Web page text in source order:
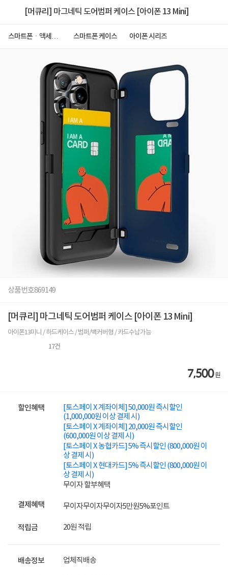
[머큐리] 마그네틱 도어범퍼 케이스 [아이폰 13 Mini]
스마트폰ㆍ액세서
스마트폰 케이스 아이폰 시리즈
상품번호869149
[머큐리] 마그네틱 도어범퍼 케이스 [아이폰 13 Mini]
아이폰13미니 / 하드케이스 / 범퍼/백커버형 / 카드수납가능
17건
7,500원
할인혜택
[토스페이 X 계좌이체] 50,000원 즉시할인
(1,000,000원 이상 결제 시)
[토스페이 X 계좌이체] 20,000원 즉시할인
(600,000원 이상 결제 시)
[토스페이 X 농협카드] 5% 즉시할인 (800,000원 이
상 결제 시)
[토스페이 X 현대카드] 5% 즉시할인 (800,000원 이
상 결제 시)
무이자 할부혜택
결제혜택 무이자무이자무이자5만원5%포인트
적립금 20원 적립
배송정보 업체직배송